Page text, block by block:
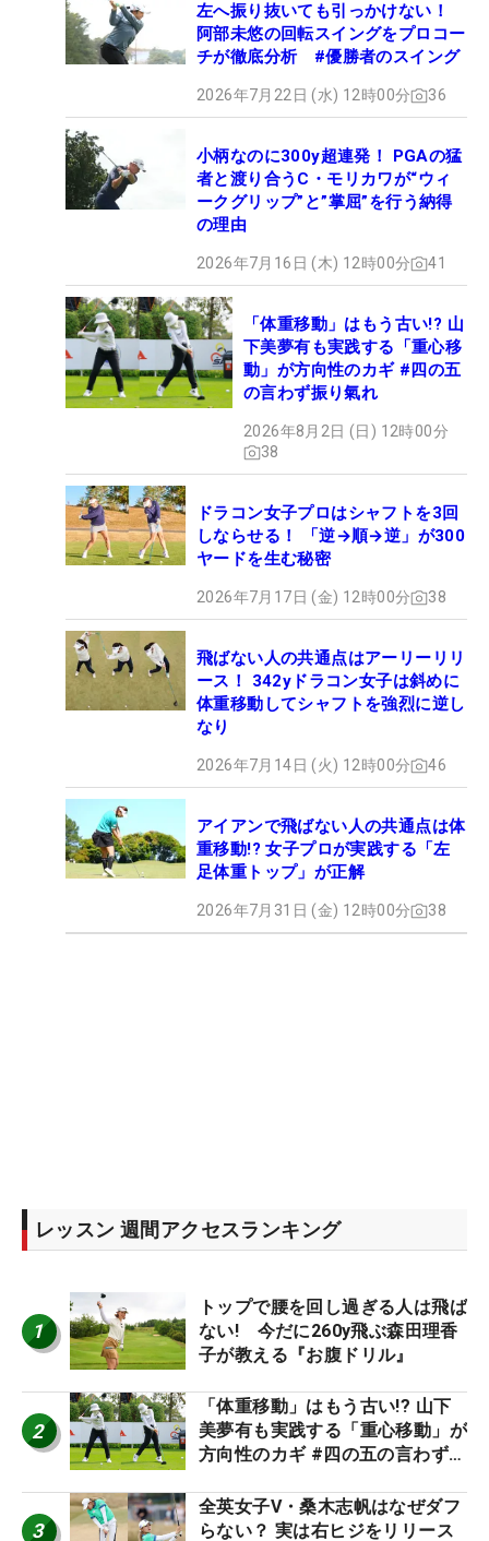
左へ振り抜いても引っかけない！
阿部未悠の回転スイングをプロコー
チが徹底分析 #優勝者のスイング
2026年7月22日 (水) 12時00分 36
小柄なのに300y超連発！ PGAの猛
者と渡り合うC・モリカワが“ウィ
ークグリップ”と”掌屈”を行う納得
の理由
2026年7月16日 (木) 12時00分 41
「体重移動」はもう古い!? 山
下美夢有も実践する「重心移
動」が方向性のカギ #四の五
の言わず振り氣れ
2026年8月2日 (日) 12時00分
38
ドラコン女子プロはシャフトを3回
しならせる！ 「逆→順→逆」が300
ヤードを生む秘密
2026年7月17日 (金) 12時00分 38
飛ばない人の共通点はアーリーリリ
ース！ 342yドラコン女子は斜めに
体重移動してシャフトを強烈に逆し
なり
2026年7月14日 (火) 12時00分 46
アイアンで飛ばない人の共通点は体
重移動!? 女子プロが実践する「左
足体重トップ」が正解
2026年7月31日 (金) 12時00分 38
レッスン 週間アクセスランキング
1
トップで腰を回し過ぎる人は飛ば
ない! 今だに260y飛ぶ森田理香
子が教える『お腹ドリル』
2
「体重移動」はもう古い!? 山下
美夢有も実践する「重心移動」が
方向性のカギ #四の五の言わず振
3
全英女子V・桑木志帆はなぜダフ
らない？ 実は右ヒジをリリース